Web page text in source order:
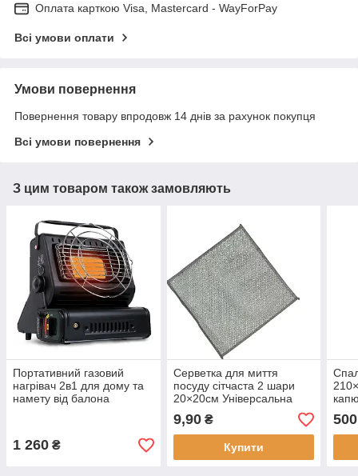
Оплата карткою Visa, Mastercard - WayForPay
Всі умови оплати
Умови повернення
Повернення товару впродовж 14 днів за рахунок покупця
Всі умови повернення
З цим товаром також замовляють
Портативний газовий
нагрівач 2в1 для дому та
намету від балона
1 260 ₴
Серветка для миття
посуду сітчаста 2 шари
20×20см Універсальна
губка-сітка для чищення
металева
9,90₴
Купити
-5°
500